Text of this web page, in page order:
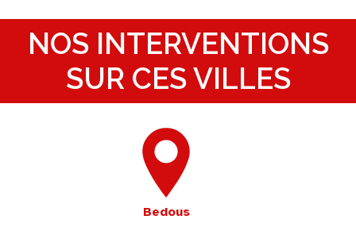
NOS INTERVENTIONS
SUR CES VILLES
Bedous